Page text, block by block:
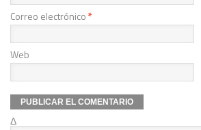
Correo electrónico*
Web
Δ